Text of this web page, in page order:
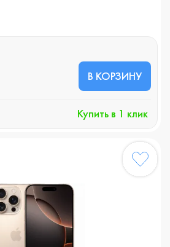
В КОРЗИНУ
Купить в 1 клик